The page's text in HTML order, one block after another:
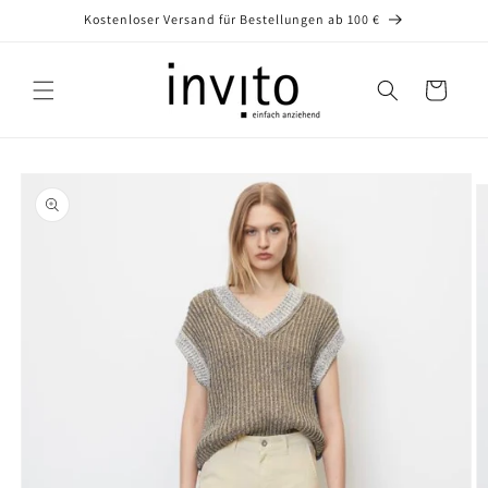
Kostenloser Versand für Bestellungen ab 100 €
Warenkorb